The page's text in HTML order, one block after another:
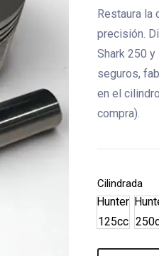
Restaura la
precisión.
Shark 250
seguros,
en el
compra).
Cilindrada
Hunter
125cc
Hunter